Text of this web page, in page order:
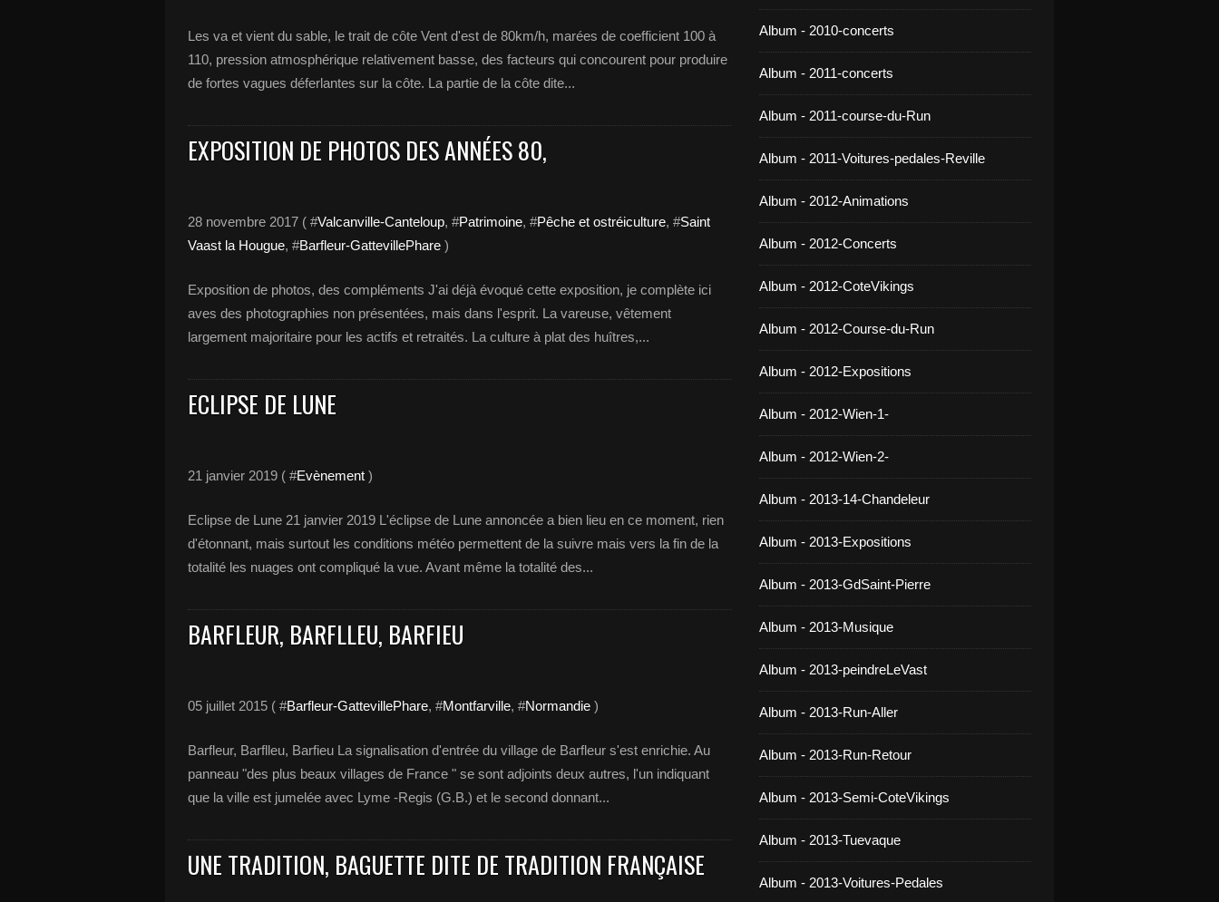
Les va et vient du sable, le trait de côte Vent d'est de 80km/h, marées de coefficient 100 à
110, pression atmosphérique relativement basse, des facteurs qui concourent pour produire
de fortes vagues déferlantes sur la côte. La partie de la côte dite...
EXPOSITION DE PHOTOS DES ANNÉES 80,
28 novembre 2017 ( #Valcanville-Canteloup, #Patrimoine, #Pêche et ostréiculture, #Saint
Vaast la Hougue, #Barfleur-GattevillePhare )
Exposition de photos, des compléments J'ai déjà évoqué cette exposition, je complète ici
aves des photographies non présentées, mais dans l'esprit. La vareuse, vêtement
largement majoritaire pour les actifs et retraités. La culture à plat des huîtres,...
ECLIPSE DE LUNE
21 janvier 2019 ( #Evènement )
Eclipse de Lune 21 janvier 2019 L'éclipse de Lune annoncée a bien lieu en ce moment, rien
d'étonnant, mais surtout les conditions météo permettent de la suivre mais vers la fin de la
totalité les nuages ont compliqué la vue. Avant même la totalité des...
BARFLEUR, BARFLLEU, BARFIEU
05 juillet 2015 ( #Barfleur-GattevillePhare, #Montfarville, #Normandie )
Barfleur, Barflleu, Barfieu La signalisation d'entrée du village de Barfleur s'est enrichie. Au
panneau "des plus beaux villages de France " se sont adjoints deux autres, l'un indiquant
que la ville est jumelée avec Lyme -Regis (G.B.) et le second donnant...
UNE TRADITION, BAGUETTE DITE DE TRADITION FRANÇAISE
Album - 2010-concerts
Album - 2011-concerts
Album - 2011-course-du-Run
Album - 2011-Voitures-pedales-Reville
Album - 2012-Animations
Album - 2012-Concerts
Album - 2012-CoteVikings
Album - 2012-Course-du-Run
Album - 2012-Expositions
Album - 2012-Wien-1-
Album - 2012-Wien-2-
Album - 2013-14-Chandeleur
Album - 2013-Expositions
Album - 2013-GdSaint-Pierre
Album - 2013-Musique
Album - 2013-peindreLeVast
Album - 2013-Run-Aller
Album - 2013-Run-Retour
Album - 2013-Semi-CoteVikings
Album - 2013-Tuevaque
Album - 2013-Voitures-Pedales